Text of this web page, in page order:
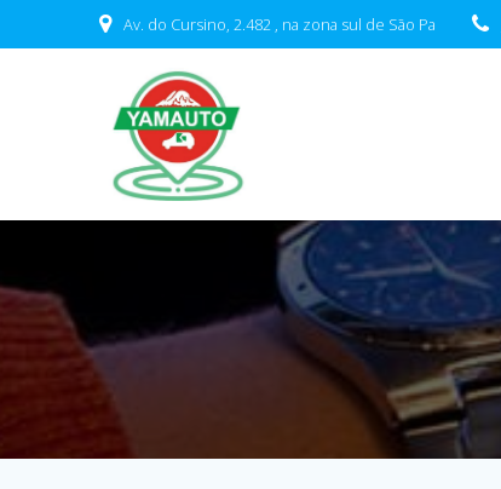
Av. do Cursino, 2.482 , na zona sul de São Pa